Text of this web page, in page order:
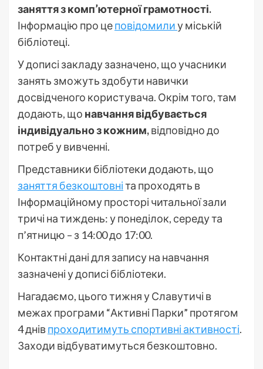
заняття з комп’ютерної грамотності.
Інформацію про цеповідомилиу міській
бібліотеці.
У дописі закладу зазначено, що учасники
занять зможуть здобути навички
досвідченого користувача. Окрім того, там
додають, що навчання відбувається
індивідуально з кожним,відповідно до
потреб у вивченні.
Представники бібліотеки додають, що
заняття безкоштовніта проходять в
Інформаційному просторі читальної зали
тричі на тиждень: у понеділок, середу та
п’ятницю – з 14:00 до 17:00.
Контактні дані для запису на навчання
зазначені у дописі бібліотеки.
Нагадаємо, цього тижня у Славутичі в
межах програми “Активні Парки” протягом
4 днівпроходитимуть спортивні активності.
Заходи відбуватимуться безкоштовно.